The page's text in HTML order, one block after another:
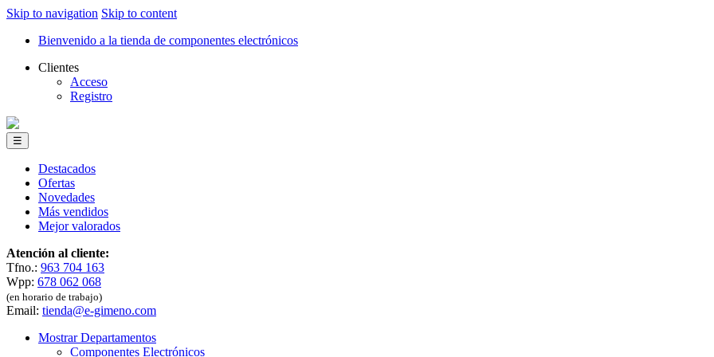
Skip to navigation Skip to content
Bienvenido a la tienda de componentes electrónicos
Clientes
Acceso
Registro
☰
Destacados
Ofertas
Novedades
Más vendidos
Mejor valorados
Atención al cliente:
Tfno.: 963 704 163
Wpp: 678 062 068
(en horario de trabajo)
Email: tienda@e-gimeno.com
Mostrar Departamentos
Componentes Electrónicos